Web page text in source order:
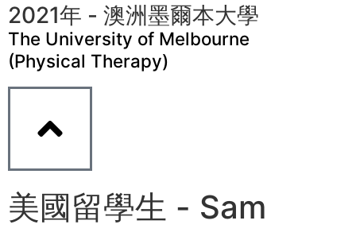
2021年 - 澳洲墨爾本大學
The University of Melbourne
(Physical Therapy)
美國留學生 - Sam